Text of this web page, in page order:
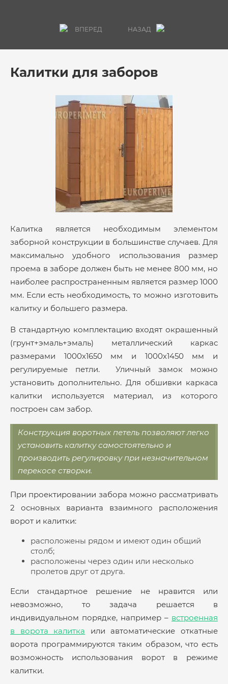
ВПЕРЕД НАЗАД
Калитки для заборов
Калитка является необходимым элементом
заборной конструкции в большинстве случаев. Для
максимально удобного использования размер
проема в заборе должен быть не менее 800 мм, но
наиболее распространенным является размер 1000
мм. Если есть необходимость, то можно изготовить
калитку и большего размера.
В стандартную комплектацию входят окрашенный
(грунт+эмаль+эмаль) металлический каркас
размерами 1000х1650 мм и 1000х1450 мм и
регулируемые петли. Уличный замок можно
установить дополнительно. Для обшивки каркаса
калитки используется материал, из которого
построен сам забор.
Конструкция воротных петель позволяют легко
установить калитку самостоятельно и
производить регулировку при незначительном
перекосе створки.
При проектировании забора можно рассматривать
2 основных варианта взаимного расположения
ворот и калитки:
расположены рядом и имеют один общий
столб;
расположены через один или несколько
пролетов друг от друга.
Если стандартное решение не нравится или
невозможно, то задача решается в
индивидуальном порядке, например – встроенная
в ворота калитка или автоматические откатные
ворота программируются таким образом, что есть
возможность использования ворот в режиме
калитки.